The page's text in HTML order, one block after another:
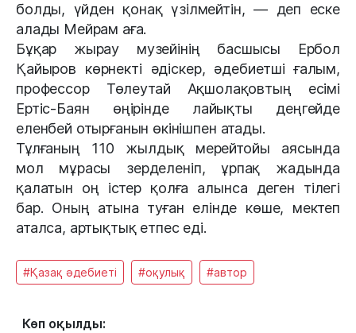
болды, үйден қонақ үзілмейтін, — деп еске
алады Мейрам аға.
Бұқар жырау музейінің басшысы Ербол
Қайыров көрнекті әдіскер, әдебиетші ғалым,
профессор Төлеутай Ақшолақовтың есімі
Ертіс-Баян өңірінде лайықты деңгейде
еленбей отырғанын өкінішпен атады.
Тұлғаның 110 жылдық мерейтойы аясында
мол мұрасы зерделеніп, ұрпақ жадында
қалатын оң істер қолға алынса деген тілегі
бар. Оның атына туған елінде көше, мектеп
аталса, артықтық етпес еді.
#Қазақ әдебиеті #оқулық #автор
Көп оқылды: